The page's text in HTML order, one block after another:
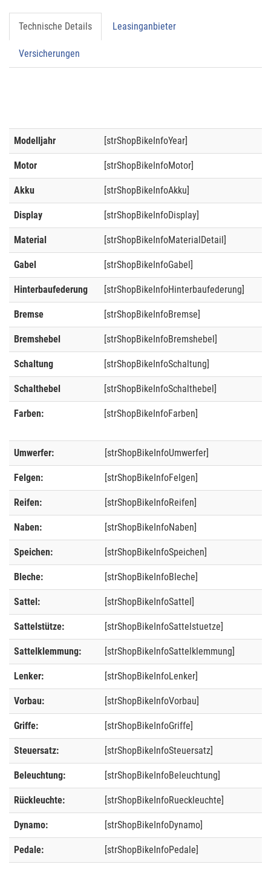
Technische Details Leasinganbieter
Versicherungen
Modelljahr [strShopBikeInfoYear]
Motor [strShopBikeInfoMotor]
Akku [strShopBikeInfoAkku]
Display [strShopBikeInfoDisplay]
Material [strShopBikeInfoMaterialDetail]
Gabel [strShopBikeInfoGabel]
Hinterbaufederung [strShopBikeInfoHinterbaufederung]
Bremse [strShopBikeInfoBremse]
Bremshebel [strShopBikeInfoBremshebel]
Schaltung [strShopBikeInfoSchaltung]
Schalthebel [strShopBikeInfoSchalthebel]
Farben: [strShopBikeInfoFarben]
Umwerfer: [strShopBikeInfoUmwerfer]
Felgen: [strShopBikeInfoFelgen]
Reifen: [strShopBikeInfoReifen]
Naben: [strShopBikeInfoNaben]
Speichen: [strShopBikeInfoSpeichen]
Bleche: [strShopBikeInfoBleche]
Sattel: [strShopBikeInfoSattel]
Sattelstütze: [strShopBikeInfoSattelstuetze]
Sattelklemmung: [strShopBikeInfoSattelklemmung]
Lenker: [strShopBikeInfoLenker]
Vorbau: [strShopBikeInfoVorbau]
Griffe: [strShopBikeInfoGriffe]
Steuersatz: [strShopBikeInfoSteuersatz]
Beleuchtung: [strShopBikeInfoBeleuchtung]
Rückleuchte: [strShopBikeInfoRueckleuchte]
Dynamo: [strShopBikeInfoDynamo]
Pedale: [strShopBikeInfoPedale]